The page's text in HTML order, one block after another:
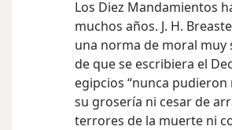
Los Diez Mandamientos
muchos años. J. H.
una norma de moral muy
de que se escribiera el
egipcios “nunca
su grosería ni cesar de
terrores de la muerte ni